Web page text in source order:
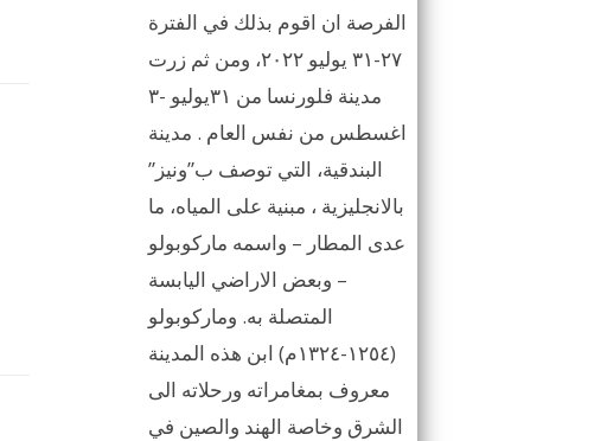
الفرصة ان اقوم بذلك في الفترة
٢٧-٣١ يوليو ٢٠٢٢، ومن ثم زرت
مدينة فلورنسا من ٣١يوليو -٣
اغسطس من نفس العام . مدينة
البندقية، التي توصف ب”ونيز”
بالانجليزية ، مبنية على المياه، ما
عدى المطار – واسمه ماركوبولو
– وبعض الاراضي اليابسة
المتصلة به. وماركوبولو
(١٢٥٤-١٣٢٤م) ابن هذه المدينة
معروف بمغامراته ورحلاته الى
الشرق وخاصة الهند والصين في